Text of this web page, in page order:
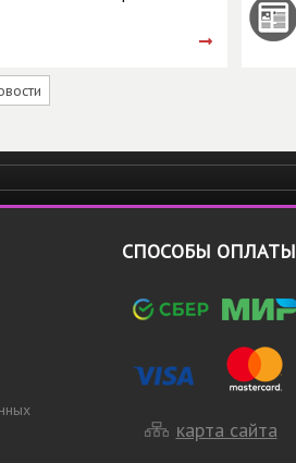
СПОСОБЫ ОПЛАТЫ
карта сайта